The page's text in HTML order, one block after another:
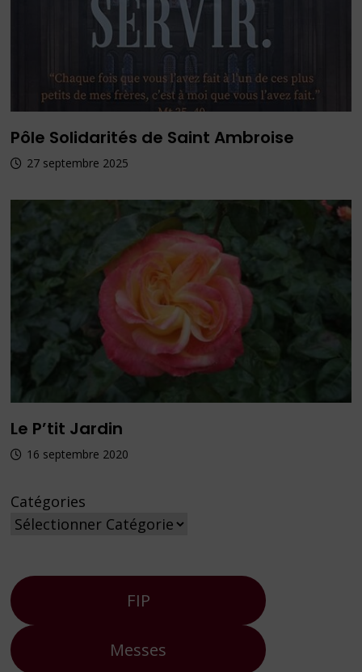
Pôle Solidarités de Saint Ambroise
27 septembre 2025
Le P’tit Jardin
16 septembre 2020
Catégories
FIP
Messes